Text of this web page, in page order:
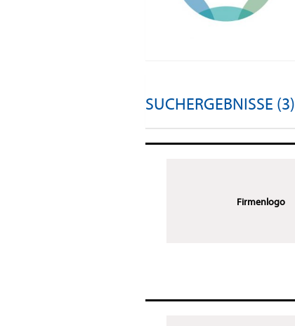
SUCHERGEBNISSE (3)
Firmenlogo